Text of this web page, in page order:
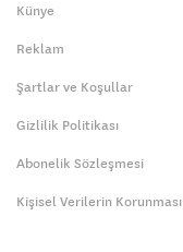
Künye
Reklam
Şartlar ve Koşullar
Gizlilik Politikası
Abonelik Sözleşmesi
Kişisel Verilerin Korunması